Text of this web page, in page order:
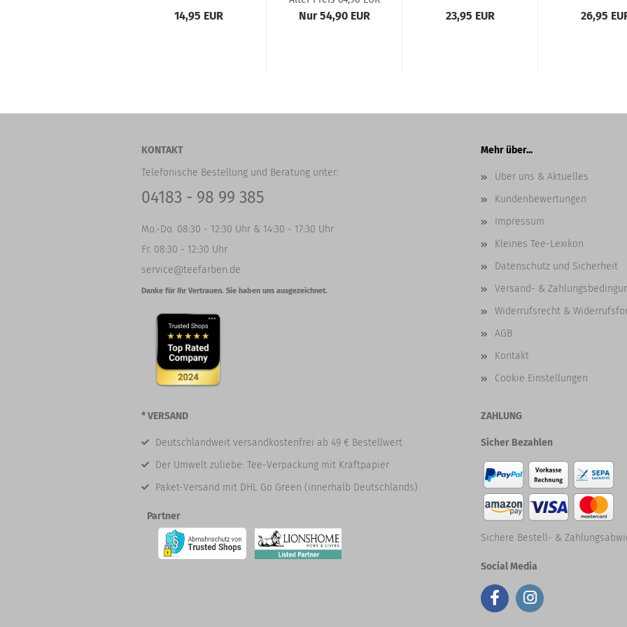
14,95 EUR Nur 54,90 EUR 23,95 EUR 26,95
KONTAKT
Telefonische Bestellung und Beratung unter:
04183 - 98 99 385
Mo.-Do. 08:30 - 12:30 Uhr & 14:30 - 17:30 Uhr
Fr. 08:30 - 12:30 Uhr
service@teefarben.de
Danke für Ihr Vertrauen. Sie haben uns ausgezeichnet.
Mehr über...
Über uns & Aktuelles
Kundenbewertungen
Impressum
Kleines Tee-Lexikon
Datenschutz und Sicherheit
Versand- &
Widerrufsrecht &
AGB
Kontakt
Cookie Einstellungen
* VERSAND
Deutschlandweit versandkostenfrei ab 49 € Bestellwert
Der Umwelt zuliebe: Tee-Verpackung mit Kraftpapier
Paket-Versand mit DHL Go Green (innerhalb Deutschlands)
Partner
ZAHLUNG
Sicher Bezahlen
Sichere Bestell- &
Social Media